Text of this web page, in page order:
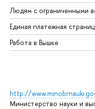
Людям с ограниченными
Единая платежная
Работа в Вышке
http://
Министерство науки и